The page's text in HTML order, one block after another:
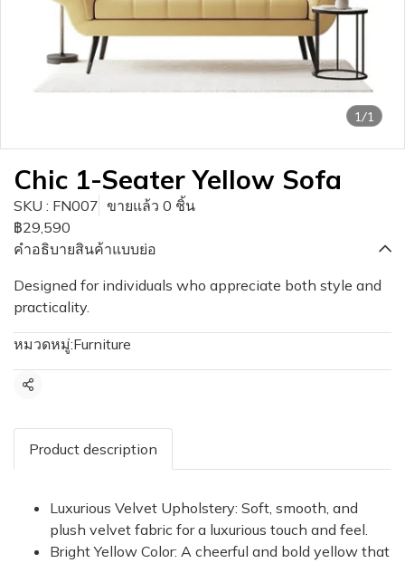
1/1
Chic 1-Seater Yellow Sofa
SKU : FN007 ขายแล้ว 0 ชิ้น
฿29,590
คำอธิบายสินค้าแบบย่อ
Designed for individuals who appreciate both style and
practicality.
หมวดหมู่:Furniture
แชร์
Product description
Luxurious Velvet Upholstery: Soft, smooth, and
plush velvet fabric for a luxurious touch and feel.
Bright Yellow Color: A cheerful and bold yellow that